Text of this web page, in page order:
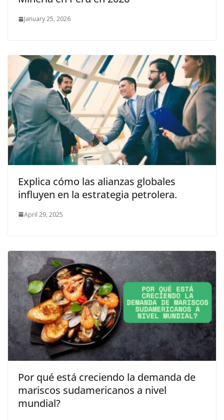
January 25, 2026
Explica cómo las alianzas globales
influyen en la estrategia petrolera.
April 29, 2025
Por qué está creciendo la demanda de
mariscos sudamericanos a nivel
mundial?